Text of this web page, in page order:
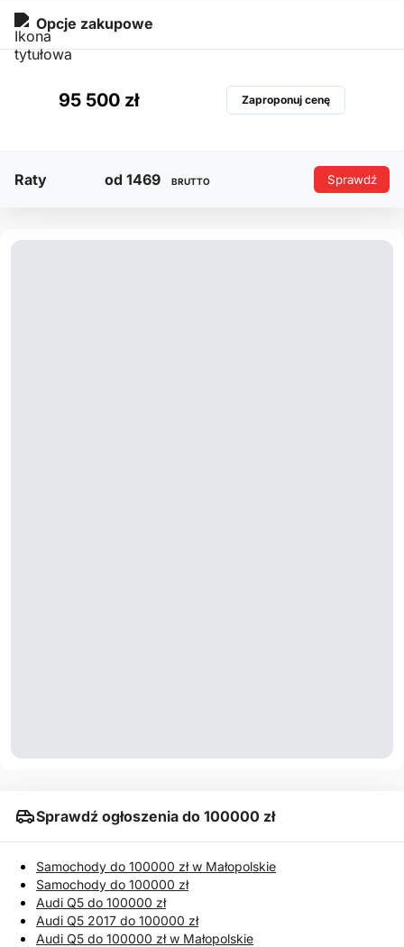
Opcje zakupowe
95 500 zł Zaproponuj cenę
Raty od 1469 BRUTTO Sprawdź
Sprawdź ogłoszenia do 100000 zł
Samochody do 100000 zł w Małopolskie
Samochody do 100000 zł
Audi Q5 do 100000 zł
Audi Q5 2017 do 100000 zł
Audi Q5 do 100000 zł w Małopolskie